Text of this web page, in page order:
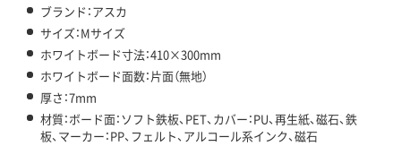
ブランド：アスカ
サイズ：Mサイズ
ホワイトボード寸法：410×300mm
ホワイトボード面数：片面（無地）
厚さ：7mm
材質：ボード面：ソフト鉄板、PET、カバー：PU、再生紙、磁石、鉄
板、マーカー：PP、フェルト、アルコール系インク、磁石